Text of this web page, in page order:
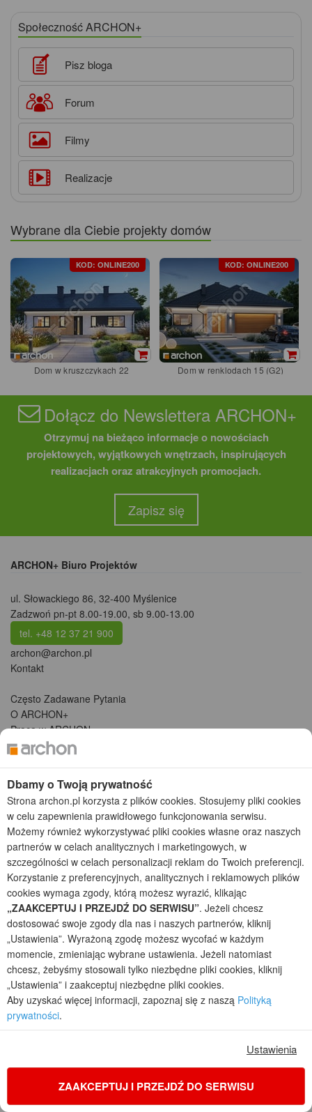
Społeczność ARCHON+
Pisz bloga
Forum
Filmy
Realizacje
Wybrane dla Ciebie projekty domów
KOD: ONLINE200
Dom w kruszczykach 22
KOD: ONLINE200
Dom w renklodach 15 (G2)
Dołącz do Newslettera ARCHON+
Otrzymuj na bieżąco informacje o nowościach
projektowych, wyjątkowych wnętrzach, inspirujących
realizacjach oraz atrakcyjnych promocjach.
Zapisz się
ARCHON+ Biuro Projektów
ul. Słowackiego 86, 32-400 Myślenice
Zadzwoń pn-pt 8.00-19.00, sb 9.00-13.00
tel. +48 12 37 21 900
archon@archon.pl
Kontakt
Często Zadawane Pytania
O ARCHON+
Praca w ARCHON+
Jak kupić projekt domu ARCHON+
Promocje
Konkursy
Opinie Klientów
Reklama w ARCHON+
Contact us
Зв'яжіться з нами
Dlaczego warto?
Jakość i Doświadczenie
Bezpłatna zgoda na zmiany
Wymiana do 90 dni
Zwrot do 30 dni
Dostawa 0 zł
Wysyłka za pobraniem
Dostawa
Dbamy o Twoją prywatność
Strona archon.pl korzysta z plików cookies. Stosujemy pliki cookies
w celu zapewnienia prawidłowego funkcjonowania serwisu.
Możemy również wykorzystywać pliki cookies własne oraz naszych
partnerów w celach analitycznych i marketingowych, w
szczególności w celach personalizacji reklam do Twoich preferencji.
Korzystanie z preferencyjnych, analitycznych i reklamowych plików
cookies wymaga zgody, którą możesz wyrazić, klikając
„ZAAKCEPTUJ I PRZEJDŹ DO SERWISU”. Jeżeli chcesz
dostosować swoje zgody dla nas i naszych partnerów, kliknij
„Ustawienia”. Wyrażoną zgodę możesz wycofać w każdym
momencie, zmieniając wybrane ustawienia. Jeżeli natomiast
chcesz, żebyśmy stosowali tylko niezbędne pliki cookies, kliknij
„Ustawienia” i zaakceptuj niezbędne pliki cookies.
Aby uzyskać więcej informacji, zapoznaj się z naszą Polityką
prywatności.
Ustawienia
ZAAKCEPTUJ I PRZEJDŹ DO SERWISU